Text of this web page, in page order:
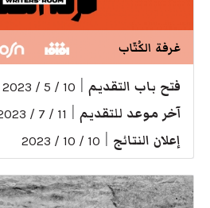
غرفة الكُتّاب
فتح باب التقديم 10 / 5 / 2023
آخر موعد للتقديم 11 / 7 / 2023
إعلان النتائج 10 / 10 / 2023